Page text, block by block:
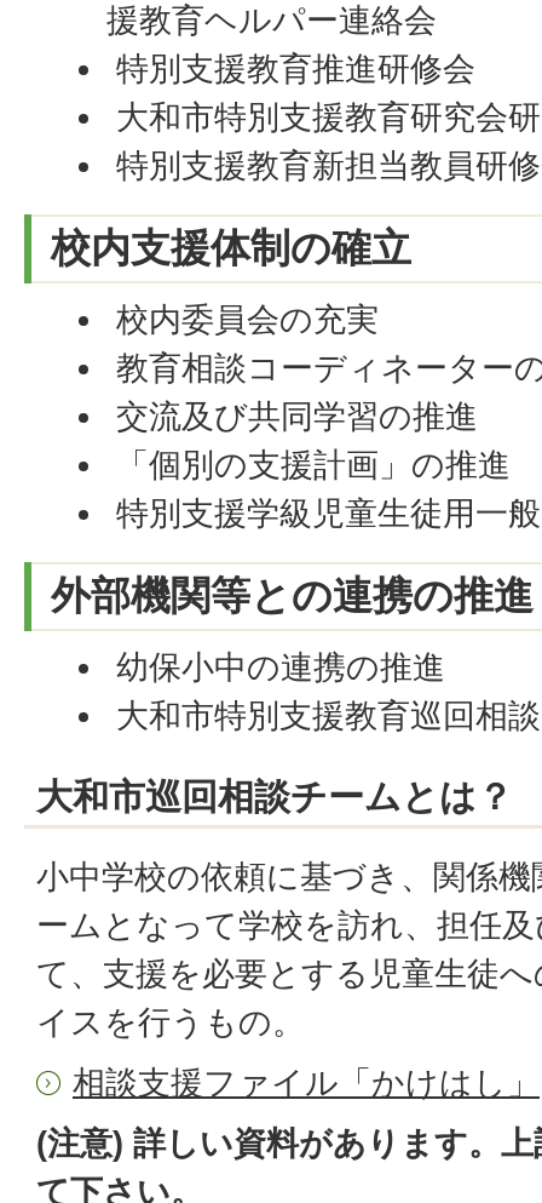
援教育ヘルパー連絡会
特別支援教育推進研修会
大和市特別支援教育研究会
特別支援教育新担当教員研
校内支援体制の確立
校内委員会の充実
教育相談コーディネーター
交流及び共同学習の推進
「個別の支援計画」の推進
特別支援学級児童生徒用一
外部機関等との連携の推進
幼保小中の連携の推進
大和市特別支援教育巡回相
大和市巡回相談チームとは？
小中学校の依頼に基づき、関係
ームとなって学校を訪れ、担任
て、支援を必要とする児童生徒
イスを行うもの。
相談支援ファイル「かけはし」
(注意) 詳しい資料があります。
て下さい。